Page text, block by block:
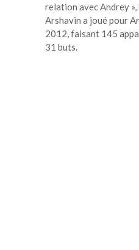
relation avec Andrey
Arshavin a joué pour
2012, faisant 145
31 buts.